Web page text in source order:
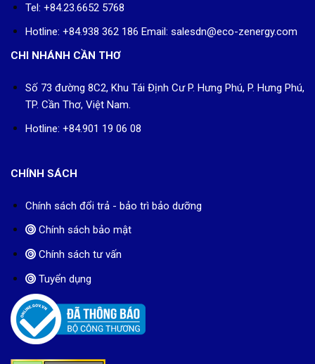
Tel: +84.23.6652 5768
Hotline: +84.938 362 186 Email: salesdn@eco-zenergy.com
CHI NHÁNH CẦN THƠ
Số 73 đường 8C2, Khu Tái Định Cư P. Hưng Phú, P. Hưng Phú,
TP. Cần Thơ, Việt Nam.
Hotline: +84.901 19 06 08
CHÍNH SÁCH
Chính sách đổi trả - bảo trì bảo dưỡng
Chính sách bảo mật
Chính sách tư vấn
Tuyển dụng